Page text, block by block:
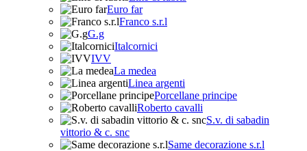
Euro far
Franco s.r.l
G.g
Italcornici
IVV
La medea
Linea argenti
Porcellane principe
Roberto cavalli
S.v. di sabadin
vittorio & c. snc
Same decorazione s.r.l